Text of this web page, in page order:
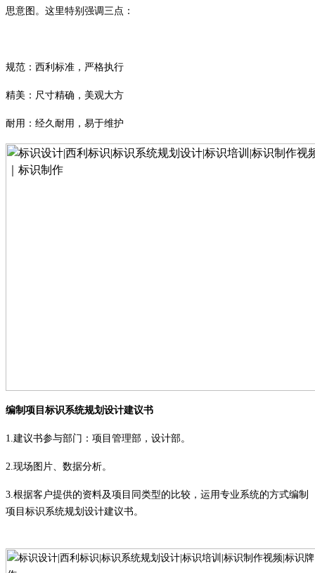
思意图。这里特别强调三点：
规范：西利标准，严格执行
精美：尺寸精确，美观大方
耐用：经久耐用，易于维护
编制项目标识系统规划设计建议书
1. 建议书参与部门：项目管理部，设计部。
2. 现场图片、数据分析。
3. 根据客户提供的资料及项目同类型的比较，运用专业系统的方式编制
项目标识系统规划设计建议书。